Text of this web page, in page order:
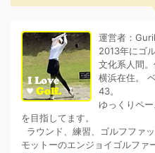
運営者：
2013年にゴ
文化系人間。
横浜在住。
43。
ゆっくりペ
を目指してます。
ラウンド、練習、ゴルフファ
モットーのエンジョイゴルファ